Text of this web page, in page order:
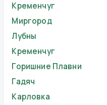
Кременчуг
Миргород
Лубны
Кременчуг
Горишние Плавни
Гадяч
Карловка